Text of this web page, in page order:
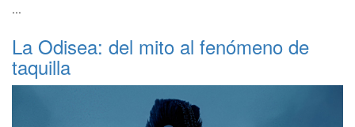
...
La Odisea: del mito al fenómeno de
taquilla